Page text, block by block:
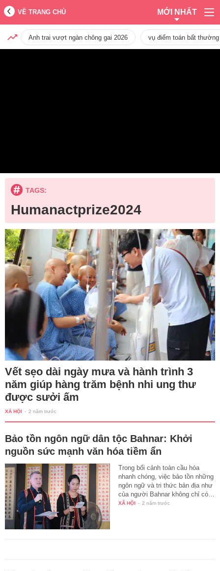
VỀ TRANG CHỦ MỚI NHẤT
Anh trai vượt ngàn chông gai 2026 vụ điểm toán bất
TAGS:
Humanactprize2024
Vết sẹo dài ngày mưa và hành trình 3
năm giúp hàng trăm bệnh nhi ung thư
được sưởi ấm
XÃ HỘI - 2 năm trước
Bảo tồn ngôn ngữ dân tộc Bahnar: Khởi
nguồn sức mạnh văn hóa tiềm ẩn
Trong bối cảnh toàn cầu hóa
nhanh chóng, việc bảo tồn những
ngôn ngữ và tri thức bản địa như
của người Bahnar không chỉ có…
XÃ HỘI - 2 năm trước